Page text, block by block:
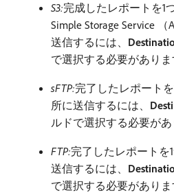
S3:完成したレポートを1
Simple Storage Service
送信するには、
で選択する必要がありま
sFTP:完了したレポート
所に送信するには、
ルドで選択する必要があ
FTP:完了したレポートを
送信するには、
で選択する必要がありま